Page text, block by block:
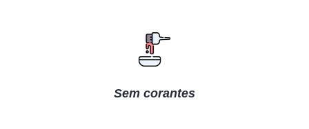
Sem corantes